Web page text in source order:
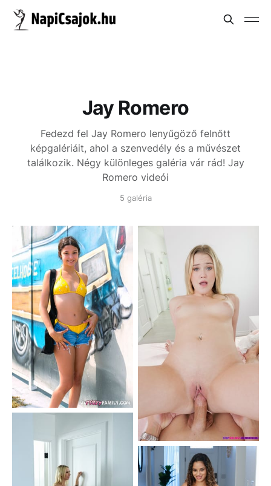
Jay Romero
Fedezd fel Jay Romero lenyűgöző felnőtt
képgalériáit, ahol a szenvedély és a művészet
találkozik. Négy különleges galéria vár rád! Jay
Romero videói
5 galéria